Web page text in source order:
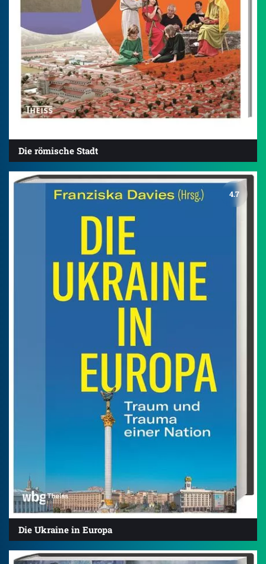
Die römische Stadt
4.7
Die Ukraine in Europa